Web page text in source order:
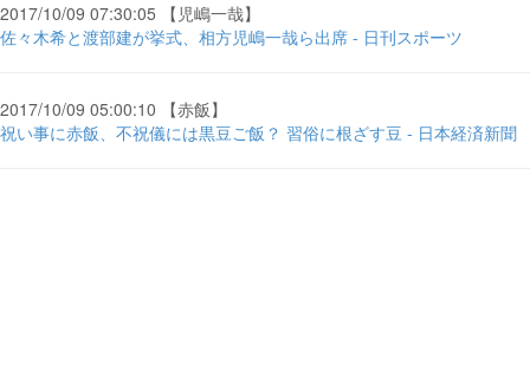
2017/10/09 07:30:05 【児嶋一哉】
佐々木希と渡部建が挙式、相方児嶋一哉ら出席 - 日刊スポーツ
2017/10/09 05:00:10 【赤飯】
祝い事に赤飯、不祝儀には黒豆ご飯？ 習俗に根ざす豆 - 日本経済新聞